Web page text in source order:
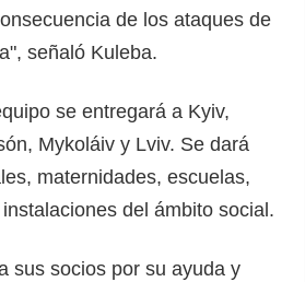
de los ataques de
señaló Kuleba.
se entregará a Kyiv,
Mykoláiv y Lviv. Se dará
maternidades, escuelas,
del ámbito social.
sus socios por su ayuda y